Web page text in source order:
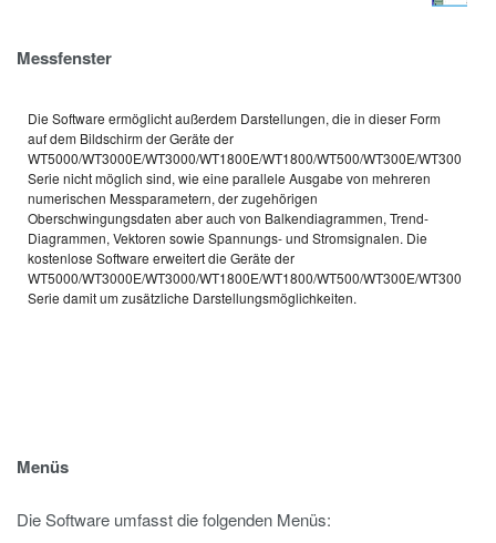
Messfenster
Die Software ermöglicht außerdem Darstellungen, die in dieser Form
auf dem Bildschirm der Geräte der
WT5000/WT3000E/WT3000/WT1800E/WT1800/WT500/WT300E/WT300
Serie nicht möglich sind, wie eine parallele Ausgabe von mehreren
numerischen Messparametern, der zugehörigen
Oberschwingungsdaten aber auch von Balkendiagrammen, Trend-
Diagrammen, Vektoren sowie Spannungs- und Stromsignalen. Die
kostenlose Software erweitert die Geräte der
WT5000/WT3000E/WT3000/WT1800E/WT1800/WT500/WT300E/WT300
Serie damit um zusätzliche Darstellungsmöglichkeiten.
Menüs
Die Software umfasst die folgenden Menüs: